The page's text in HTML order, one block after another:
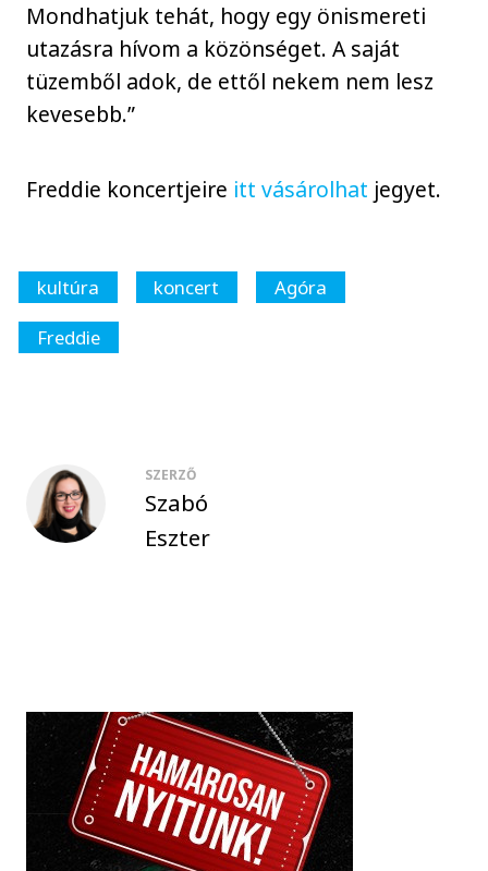
Mondhatjuk tehát, hogy egy önismereti
utazásra hívom a közönséget. A saját
tüzemből adok, de ettől nekem nem lesz
kevesebb.”
Freddie koncertjeire itt vásárolhat jegyet.
kultúra koncert
Agóra
Freddie
SZERZŐ
Szabó
Eszter